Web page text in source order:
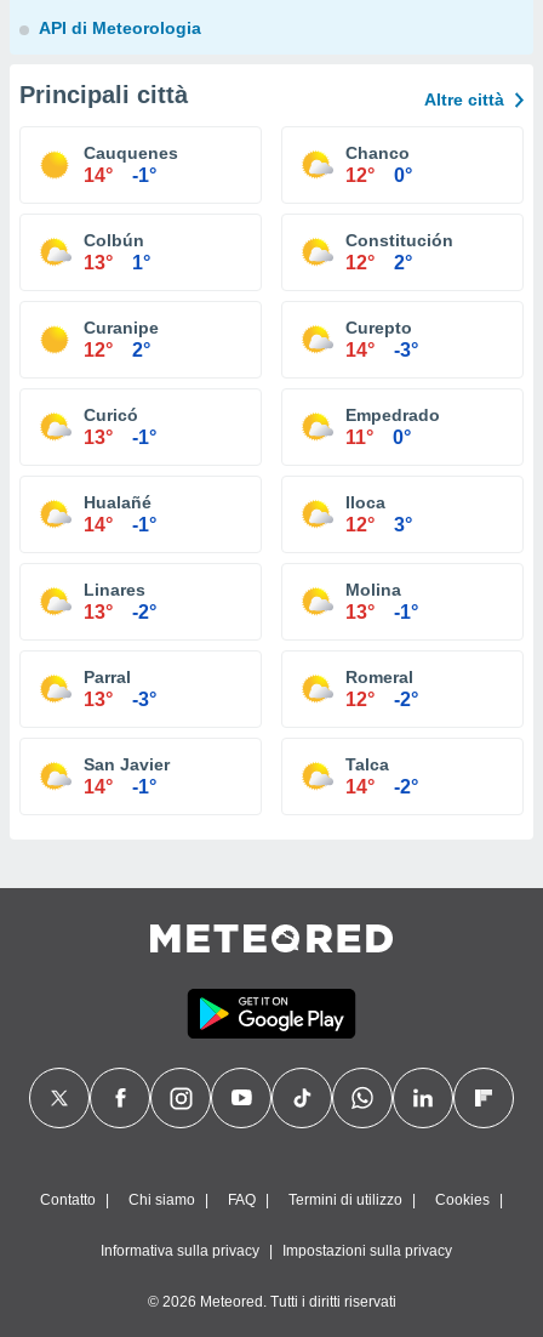
API di Meteorologia
Principali città Altre città
Cauquenes
14° -1°
Chanco
12° 0°
Colbún
13° 1°
Constitución
12° 2°
Curanipe
12° 2°
Curepto
14° -3°
Curicó
13° -1°
Empedrado
11° 0°
Hualañé
14° -1°
Iloca
12° 3°
Linares
13° -2°
Molina
13° -1°
Parral
13° -3°
Romeral
12° -2°
San Javier
14° -1°
Talca
14° -2°
Contatto Chi siamo FAQ Termini di utilizzo Cookies
Informativa sulla privacy Impostazioni sulla privacy
© 2026 Meteored. Tutti i diritti riservati